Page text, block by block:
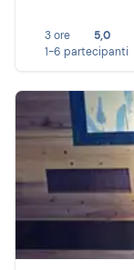
3 ore
5,0
1-6 partecipanti